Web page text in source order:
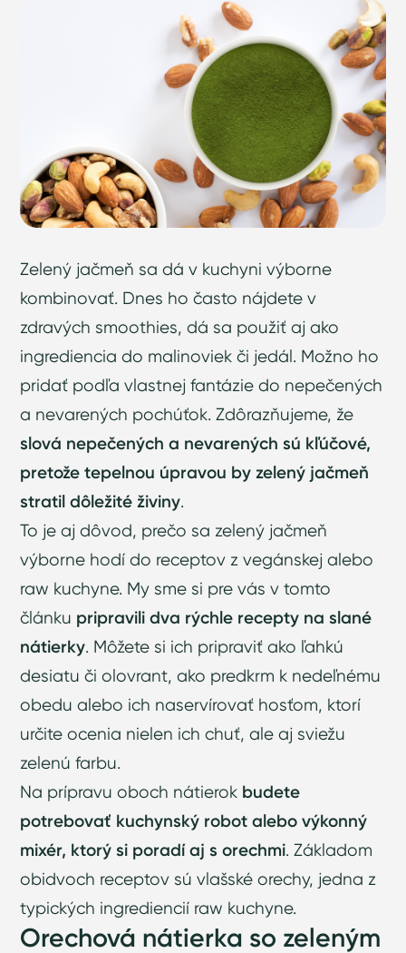
Zelený jačmeň sa dá v kuchyni výborne
kombinovať. Dnes ho často nájdete v
zdravých smoothies, dá sa použiť aj ako
ingrediencia do malinoviek či jedál. Možno ho
pridať podľa vlastnej fantázie do nepečených
a nevarených pochúťok. Zdôrazňujeme, že
slová nepečených a nevarených sú kľúčové,
pretože tepelnou úpravou by zelený jačmeň
stratil dôležité živiny.
To je aj dôvod, prečo sa zelený jačmeň
výborne hodí do receptov z vegánskej alebo
raw kuchyne. My sme si pre vás v tomto
článku pripravili dva rýchle recepty na slané
nátierky. Môžete si ich pripraviť ako ľahkú
desiatu či olovrant, ako predkrm k nedeľnému
obedu alebo ich naservírovať hosťom, ktorí
určite ocenia nielen ich chuť, ale aj sviežu
zelenú farbu.
Na prípravu oboch nátierok budete
potrebovať kuchynský robot alebo výkonný
mixér, ktorý si poradí aj s orechmi. Základom
obidvoch receptov sú vlašské orechy, jedna z
typických ingrediencií raw kuchyne.
Orechová nátierka so zeleným